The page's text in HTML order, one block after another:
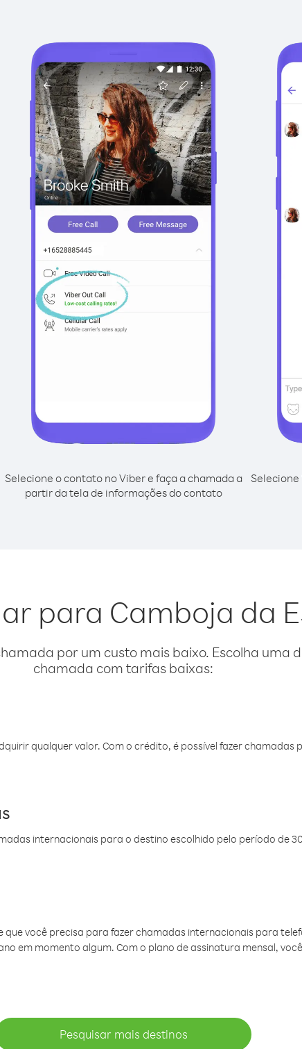
Selecione o contato no Viber e faça a chamada a
partir da tela de informações do contato
Selecione
para Camboja da
por um custo mais baixo. Escolha uma
chamada com tarifas baixas:
qualquer valor. Com o crédito, é possível fazer chamadas
internacionais para o destino escolhido pelo período de
você precisa para fazer chamadas internacionais para
em momento algum. Com o plano de assinatura mensal,
Pesquisar mais destinos